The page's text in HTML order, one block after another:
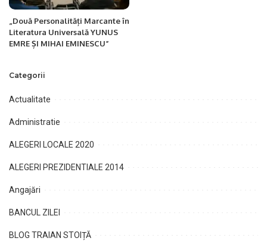
„Două Personalități Marcante în
Literatura Universală YUNUS
EMRE ȘI MIHAI EMINESCU”
Categorii
Actualitate
Administratie
ALEGERI LOCALE 2020
ALEGERI PREZIDENTIALE 2014
Angajări
BANCUL ZILEI
BLOG TRAIAN STOIȚĂ